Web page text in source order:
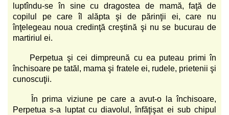
luptîndu-se în sine cu dragostea de mamă, faţă de
copilul pe care îl alăpta şi de părinţii ei, care nu
înţelegeau noua credinţă creştină şi nu se bucurau de
martiriul ei.
Perpetua şi cei dimpreună cu ea puteau primi în
închisoare pe tatăl, mama şi fratele ei, rudele, prietenii şi
cunoscuţii.
În prima viziune pe care a avut-o la închisoare,
Perpetua s-a luptat cu diavolul, înfăţişat ei sub chipul